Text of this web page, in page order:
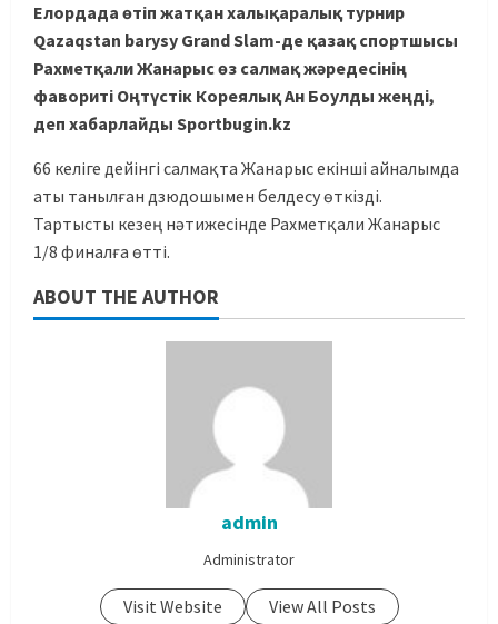
Елордада өтіп жатқан халықаралық турнир
Qazaqstan barysy Grand Slam-де қазақ спортшысы
Рахметқали Жанарыс өз салмақ жәредесінің
фавориті Оңтүстік Кореялық Ан Боулды жеңді,
деп хабарлайды Sportbugin.kz
66 келіге дейінгі салмақта Жанарыс екінші айналымда
аты танылған дзюдошымен белдесу өткізді.
Тартысты кезең нәтижесінде Рахметқали Жанарыс
1/8 финалға өтті.
ABOUT THE AUTHOR
admin
Administrator
Visit Website View All Posts